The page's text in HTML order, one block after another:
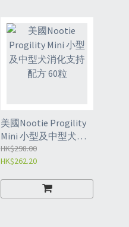
美國Nootie Progility
Mini 小型及中型犬消
化支持配方 60粒
HK$298.00
HK$262.20